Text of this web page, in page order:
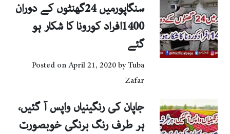
سنگاپورمیں 24گھنٹوں کے دوران
1400افراد کورونا کا شکار ہو
گئے
Posted onApril 21, 2020byTuba
Zafar
جاپان کی رنگینیاں واپس آ گئیں،
ہر طرف رنگ برنگی خوبصورت